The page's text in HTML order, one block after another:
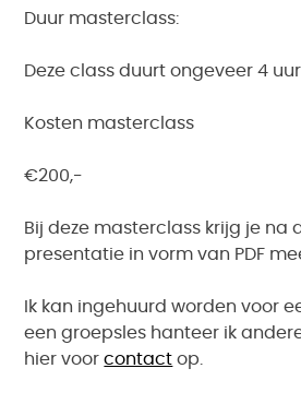
Duur masterclass:
Deze class duurt ongeveer 4
Kosten masterclass
€200,-
Bij deze masterclass krijg je na
presentatie in vorm van PDF
Ik kan ingehuurd worden voor
een groepsles hanteer ik
hier voorcontact op.